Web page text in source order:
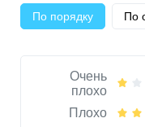
По порядку По
Очень
плохо
Плохо